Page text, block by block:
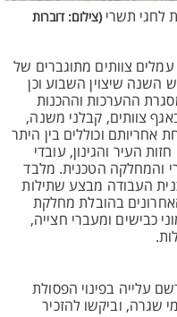
לחגי תשרי (צילום: דוברות
צוותים מתוגברים של
שיצוין השבוע וכן
ההערכות וההכנות
צוותים, קבלני משנה,
אחריותם וכוללים בין היתר
העיר והגינון, עובדי
והמחלקה הטכנית. מלבד
העבודה מבצע שתילות
בהובלת מחלקת
כבישים ומעברי חצייה,
עלייה בפינוי הפסולת
שגרה, וביקשו להזכיר